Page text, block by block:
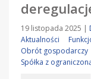
19 listopada 2025 |
Aktualności
Obrót gospodarczy
Spółka z